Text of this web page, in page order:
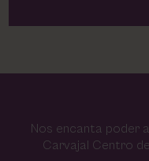
Nos encanta poder
Carvajal Centro